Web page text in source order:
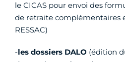
le CICAS pour envoi des
de retraite complémentaires
RESSAC)
-les dossiers DALO (édition